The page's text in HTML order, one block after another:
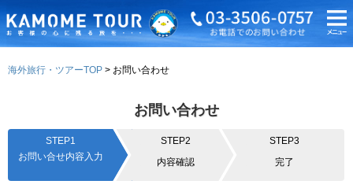
海外旅行・ツアーTOP お問い合わせ
お問い合わせ
STEP1
お問い合せ内容入力
STEP2
内容確認
STEP3
完了